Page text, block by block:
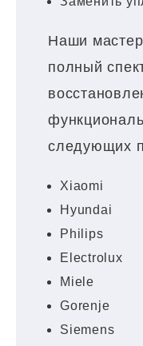
Наши
полный
следующих
Xiaomi
Hyundai
Philips
Electrolux
Miele
Gorenje
Siemens